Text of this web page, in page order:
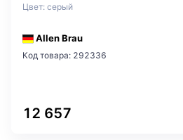
Цвет: серый
Allen Brau
Код товара: 292336
12 657